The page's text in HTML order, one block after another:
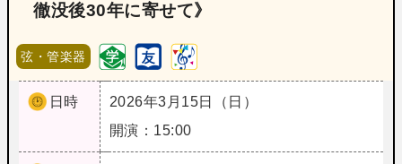
徹没後30年に寄せて》
弦・管楽器
日時
2026年3月15日（日）
開演：15:00